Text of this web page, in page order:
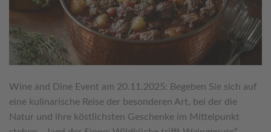
Wine and Dine Event am 20.11.2025: Begeben Sie sich auf
eine kulinarische Reise der besonderen Art, bei der die
Natur und ihre köstlichsten Geschenke im Mittelpunkt